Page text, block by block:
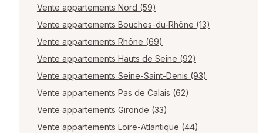
Vente appartements Nord (59)
Vente appartements Bouches-du-Rhône (13)
Vente appartements Rhône (69)
Vente appartements Hauts de Seine (92)
Vente appartements Seine-Saint-Denis (93)
Vente appartements Pas de Calais (62)
Vente appartements Gironde (33)
Vente appartements Loire-Atlantique (44)